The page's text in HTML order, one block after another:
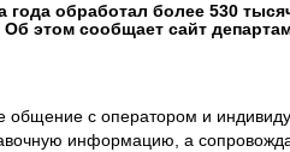
года обработал более 530
этом сообщает сайт
общение с оператором и
информацию, а